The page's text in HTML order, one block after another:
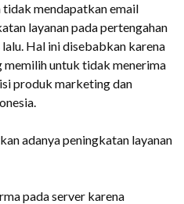
tidak mendapatkan email
layanan pada pertengahan
Hal ini disebabkan karena
memilih untuk tidak menerima
produk marketing dan
adanya peningkatan layanan
pada server karena